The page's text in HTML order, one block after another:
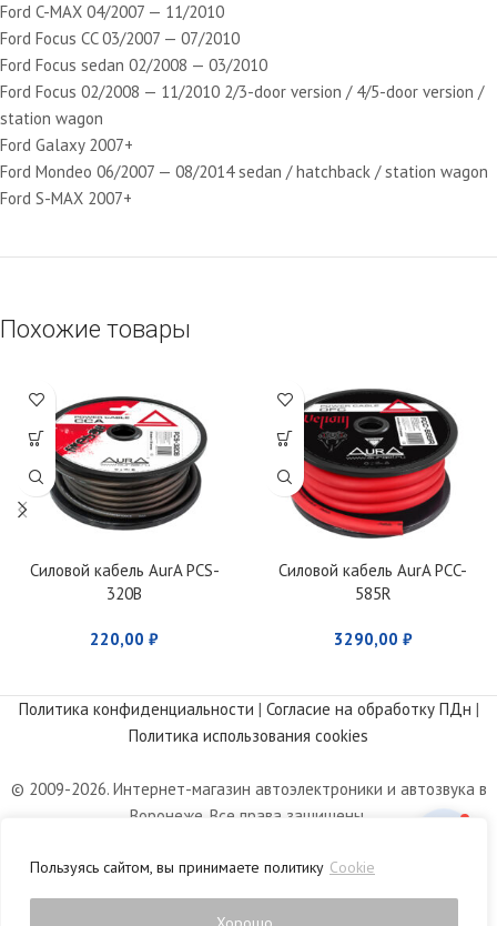
Пользуясь сайтом, вы принимаете политику Cookie
Ford C-MAX 04/2007 — 11/2010
Ford Focus CC 03/2007 — 07/2010
Ford Focus sedan 02/2008 — 03/2010
Ford Focus 02/2008 — 11/2010 2/3-door version / 4/5-door version /
station wagon
Ford Galaxy 2007+
Ford Mondeo 06/2007 — 08/2014 sedan / hatchback / station wagon
Ford S-MAX 2007+
Похожие товары
Силовой кабель AurA PCS-
320B
220,00 ₽
Силовой кабель AurA PCC-
585R
3290,00 ₽
Политика конфиденциальности | Согласие на обработку ПДн |
Политика использования cookies
© 2009-2026. Интернет-магазин автоэлектроники и автозвука в
Воронеже. Все права защищены.
характер и не является публичной офертой, определяемой
положениями статьи 437 Гражданского кодекса РФ.